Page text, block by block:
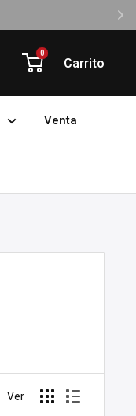
0
Carrito
Venta
Ver